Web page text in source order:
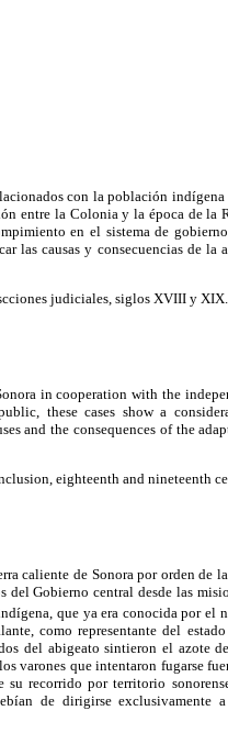
con la población indígena
entre la Colonia y la época de la
en el sistema de
las causas y consecuencias de la
judiciales, siglos XVIII y XIX.
in cooperation with the
these cases show a
and the consequences of the
eighteenth and nineteenth
caliente de Sonora por orden de
del Gobierno central desde las
que ya era conocida por el
como representante del
del abigeato sintieron el azote
varones que intentaron fugarse
recorrido por territorio
de dirigirse exclusivamente